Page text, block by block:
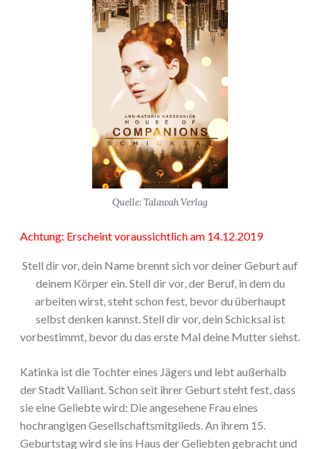
Quelle: Talawah Verlag
Achtung: Erscheint voraussichtlich am 14.12.2019
Stell dir vor, dein Name brennt sich vor deiner Geburt auf
deinem Körper ein. Stell dir vor, der Beruf, in dem du
arbeiten wirst, steht schon fest, bevor du überhaupt
selbst denken kannst. Stell dir vor, dein Schicksal ist
vorbestimmt, bevor du das erste Mal deine Mutter siehst.
Katinka ist die Tochter eines Jägers und lebt außerhalb
der Stadt Valliant. Schon seit ihrer Geburt steht fest, dass
sie eine Geliebte wird: Die angesehene Frau eines
hochrangigen Gesellschaftsmitglieds. An ihrem 15.
Geburtstag wird sie ins Haus der Geliebten gebracht und